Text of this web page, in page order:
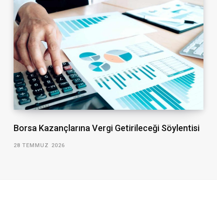
Borsa Kazançlarına Vergi Getirileceği Söylentisi
28 TEMMUZ 2026